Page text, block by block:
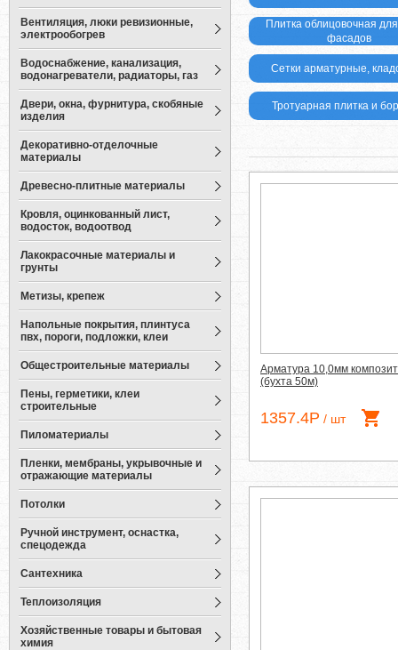
Плитка облицовочная для стен и
фасадов
Сетки арматурные,
Тротуарная плитка и
Арматура 10,0мм
(бухта 50м)
1357.4Р / шт
Вентиляция, люки ревизионные,
электрообогрев
Водоснабжение, канализация,
водонагреватели, радиаторы, газ
Двери, окна, фурнитура, скобяные
изделия
Декоративно-отделочные
материалы
Древесно-плитные материалы
Кровля, оцинкованный лист,
водосток, водоотвод
Лакокрасочные материалы и
грунты
Метизы, крепеж
Напольные покрытия, плинтуса
пвх, пороги, подложки, клеи
Общестроительные материалы
Пены, герметики, клеи
строительные
Пиломатериалы
Пленки, мембраны, укрывочные и
отражающие материалы
Потолки
Ручной инструмент, оснастка,
спецодежда
Сантехника
Теплоизоляция
Хозяйственные товары и бытовая
химия